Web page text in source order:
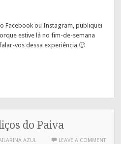
Facebook ou Instagram, publiquei
estive lá no fim-de-semana
vos dessa experiência 🙂
do Paiva
AZUL LEAVE A COMMENT